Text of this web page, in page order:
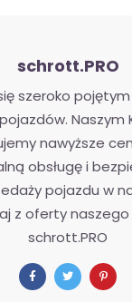
schrott.PRO
szeroko
Naszym
nawyższe
obsługę i
pojazdu w
z oferty naszego
schrott.PRO